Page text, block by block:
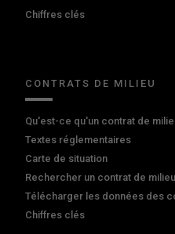
Chiffres clés
CONTRATS DE MILIEU
Qu'est-ce qu'un contrat de
Textes réglementaires
Carte de situation
Rechercher un contrat de milieu
Télécharger les données des
Chiffres clés